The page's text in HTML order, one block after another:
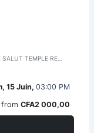
15 Juin, 03:00 PM
CFA2 000,00